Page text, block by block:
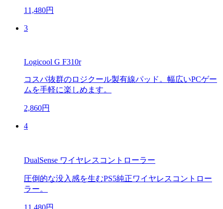
11,480円
3
Logicool G F310r
コスパ抜群のロジクール製有線パッド。幅広いPCゲー
ムを手軽に楽しめます。
2,860円
4
DualSense ワイヤレスコントローラー
圧倒的な没入感を生むPS5純正ワイヤレスコントロー
ラー。
11,480円